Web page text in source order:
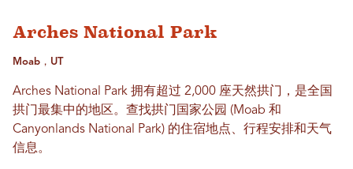
Arches National Park
Moab，UT
Arches National Park 拥有超过 2,000 座天然拱门，是全国
拱门最集中的地区。查找拱门国家公园 (Moab 和
Canyonlands National Park) 的住宿地点、行程安排和天气
信息。